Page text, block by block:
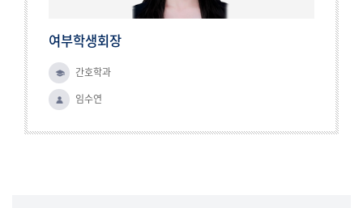
여부학생회장
간호학과
임수연